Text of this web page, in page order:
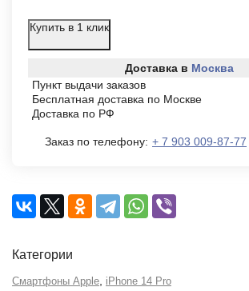
Купить в 1 клик
Доставка в Москва
Пункт выдачи заказов
Бесплатная доставка по Москве
Доставка по РФ
Заказ по телефону: + 7 903 009-87-77
Категории
Смартфоны Apple iPhone 14 Pro